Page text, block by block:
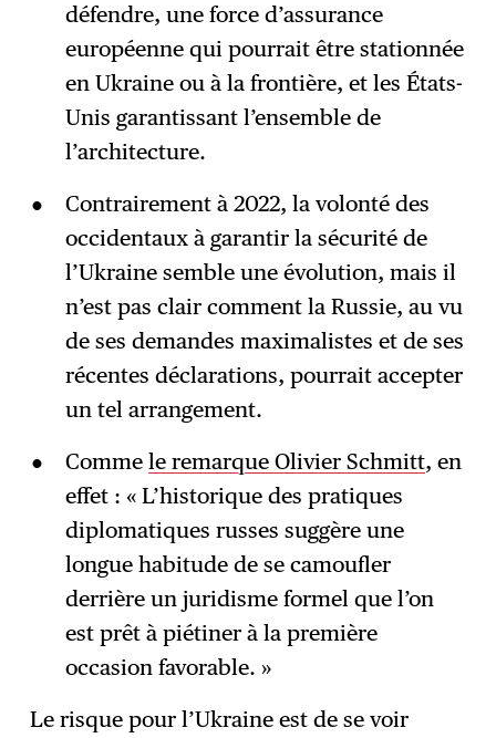
défendre, une force d’assurance
européenne qui pourrait être stationnée
en Ukraine ou à la frontière, et les États-
Unis garantissant l’ensemble de
l’architecture.
Contrairement à 2022, la volonté des
occidentaux à garantir la sécurité de
l’Ukraine semble une évolution, mais il
n’est pas clair comment la Russie, au vu
de ses demandes maximalistes et de ses
récentes déclarations, pourrait accepter
un tel arrangement.
Comme le remarque Olivier Schmitt, en
effet : « L’historique des pratiques
diplomatiques russes suggère une
longue habitude de se camoufler
derrière un juridisme formel que l’on
est prêt à piétiner à la première
occasion favorable. »
Le risque pour l’Ukraine est de se voir